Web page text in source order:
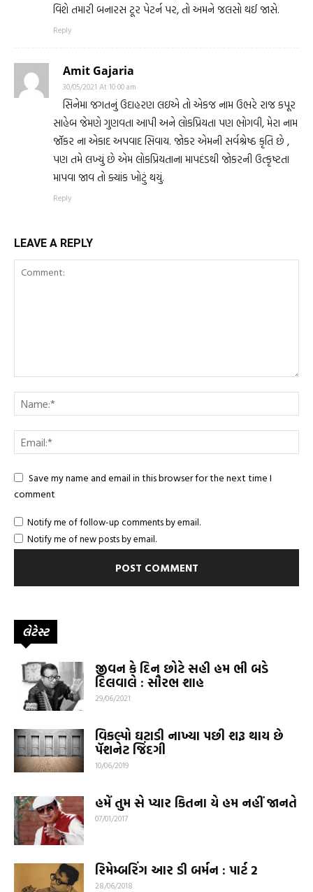
વિશે તમારી બનારસ ટૂર પેટર્ન પર, તો અમને જલસો થઈ જાસે.
Reply
Amit Gajaria
30/05/2021 At 10:00 am
સિનેમા જગતનું ઉદાહરણ લઇએ તો એકજ નામ ઉભરે રાજ કપૂર
સાહેબ જેમણે ગુણવતા આપી અને લોકપ્રિયતા પણ ભોગવી, મેરા નામ
જૉકર ના એકાદ અપવાદ સિવાય. જોકર એમની સર્વશ્રેષ્ઠ કૃતિ છે ,
પણ તમે લખ્યું છે એમ લોકપ્રિયતાના માપદંડથી જોકરની ઉત્કૃષ્ટતા
માપવા જાવ તો ક્યાંક ખોટું થયું.
Reply
LEAVE A REPLY
Save my name and email in this browser for the next time I
comment
Notify me of follow-up comments by email.
Notify me of new posts by email.
લેટેસ્ટ
જીવન કે દિન છોટે સહી હમ ભી બડે
દિલવાલે : સૌરભ શાહ
29/06/2021
વિકલ્પો ઘટાડી નાખ્યા પછી શરૂ થાય છે
પૅશનેટ જિંદગી
10/06/2019
હમેં તુમ સે પ્યાર કિતના યે હમ નહીં જાનતે
07/01/2017
રિમેમ્બરિંગ આર ડી બર્મન : પાર્ટ 2
28/06/2018